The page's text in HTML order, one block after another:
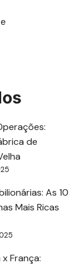
de
As 10
Mais Ricas
x França: